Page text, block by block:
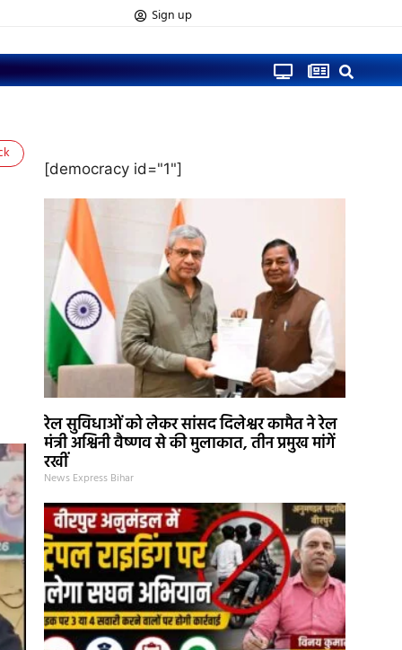
Sign up
[democracy id="1"]
रेल सुविधाओं को लेकर सांसद दिलेश्वर कामैत ने रेल
मंत्री अश्विनी वैष्णव से की मुलाकात, तीन प्रमुख मांगें
रखीं
News Express Bihar